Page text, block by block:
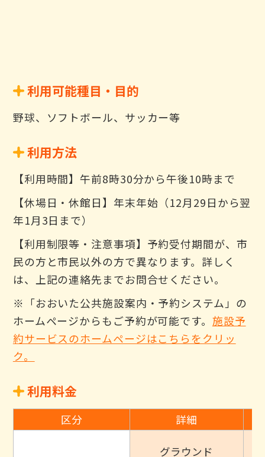
利用可能種目・目的
野球、ソフトボール、サッカー等
利用方法
【利用時間】午前8時30分から午後10時まで
【休場日・休館日】年末年始（12月29日から翌
年1月3日まで）
【利用制限等・注意事項】予約受付期間が、市
民の方と市民以外の方で異なります。詳しく
は、上記の連絡先までお問合せください。
※「おおいた公共施設案内・予約システム」の
ホームページからもご予約が可能です。 施設予
約サービスのホームページはこちらをクリッ
ク。
利用料金
区分 詳細
グラウンド